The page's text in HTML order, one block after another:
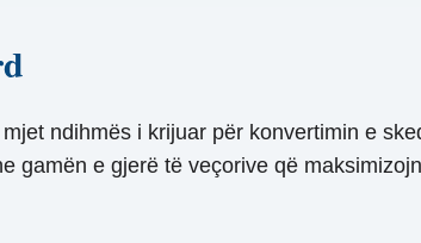
ndihmës i krijuar për konvertimin e
gamën e gjerë të veçorive që